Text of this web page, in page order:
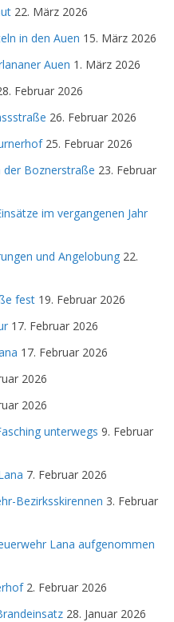
22. März 2026
in den Auen 15. März 2026
Auen 1. März 2026
Februar 2026
26. Februar 2026
25. Februar 2026
der Boznerstraße 23. Februar
im vergangenen Jahr
und Angelobung 22.
fest 19. Februar 2026
17. Februar 2026
17. Februar 2026
2026
2026
unterwegs 9. Februar
7. Februar 2026
Bezirksskirennen 3. Februar
Lana aufgenommen
2. Februar 2026
28. Januar 2026